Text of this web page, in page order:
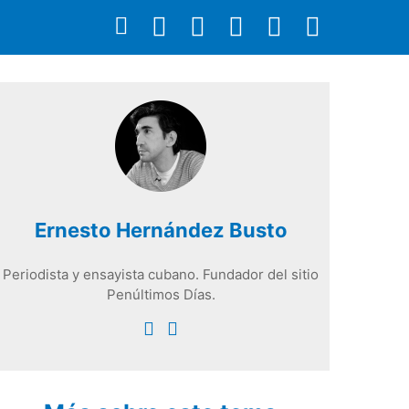
Ernesto Hernández Busto
Periodista y ensayista cubano. Fundador del sitio
Penúltimos Días.